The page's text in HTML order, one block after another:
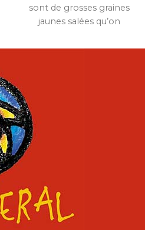
sont de grosses graines
jaunes salées qu’on
appréciées sur